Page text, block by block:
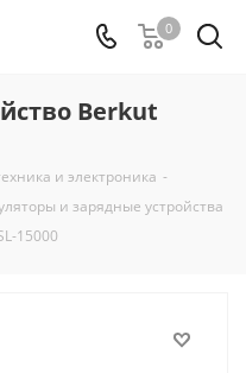
0
Berkut
и электроника -
и зарядные устройства
15000